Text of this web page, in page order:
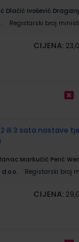
Dlačić Ivošević
Registarski broj
CIJENA:
(2 ili 3 sata nastave
Markučič Perić
d.o.o. Registarski broj
CIJENA: